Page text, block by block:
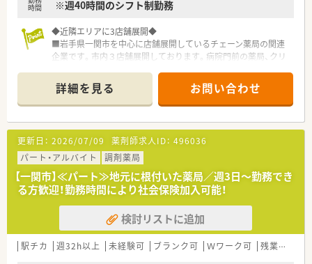
時間
※週40時間のシフト制勤務
◆近隣エリアに3店舗展開◆
■岩手県一関市を中心に店舗展開しているチェーン薬局の関連
企業です。市内３店舗展開しております。病院門前の薬局、クリ
■同社の年齢層は30代～40代の方が中心で活気のある雰囲気で
す。後発医薬品の推奨、在宅対応など新しいことへ積極的に対応
しております。
■薬剤師会、医師会との連携がしっかりできている会社です。調
剤薬局としての地域の役割を社員一人一人に理解してもらいな
がら、やりがいを感じられる現場づくりをされています。
■社員は男女比が半々。各店舗近いエリアに出店しております
ので、横のつながり、連携もできています。お休みの取りやすさ
にもつながっており、定着率がよく、腰を据えて働ける環境で
す。
◆薬局紹介◆
内科・耳鼻科・小児科など門前以外の医療機関からも応需してい
詳細を見る お問い合わせ
更新日： 2026/07/09 薬剤師求人ID： 496036
パート・アルバイト
調剤薬局
【一関市】≪パート≫地元に根付いた薬局／週3日～勤務でき
る方歓迎！勤務時間により社会保険加入可能！
検討リストに追加
駅チカ 週32h以上 未経験可 ブランク可 Ｗワーク可 残業なし(ほぼなし含む)